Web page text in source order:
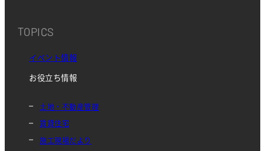
TOPICS
イベント情報
お役立ち情報
土地・不動産管理
賃貸住宅
施工現場だより